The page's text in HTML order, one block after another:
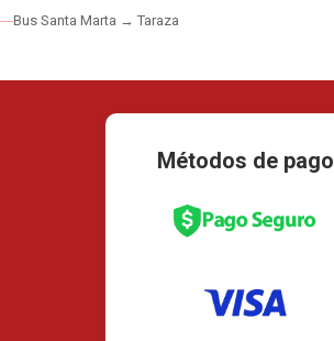
Bus Santa Marta → Taraza
Métodos de pago